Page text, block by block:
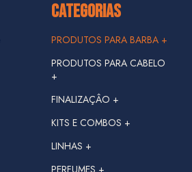
CATEGORIAS
PRODUTOS PARA BARBA +
PRODUTOS PARA CABELO
+
FINALIZAÇÂO +
KITS E COMBOS +
KIT VIAGEM
LINHAS +
PERFUMES +